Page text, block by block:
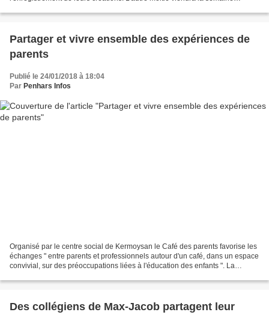
Partager et vivre ensemble des expériences de
parents
Publié le 24/01/2018 à 18:04
Par Penhars Infos
Organisé par le centre social de Kermoysan le Café des parents favorise les
échanges " entre parents et professionnels autour d'un café, dans un espace
convivial, sur des préoccupations liées à l'éducation des enfants ". La
Des collégiens de Max-Jacob partagent leur